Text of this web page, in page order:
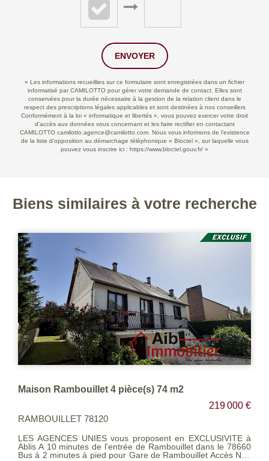
ENVOYER
« Les informations recueillies sur ce formulaire sont enregistrées dans un fichier
informatisé par CAMILOTTO pour gérer votre demande de contact. Elles sont
conservées pour la durée nécessaire à la gestion de la relation client dans le
respect des prescriptions légales applicables et sont destinées à nos conseillers
Conformément à la loi « informatique et libertés », vous pouvez exercer votre droit
d'accès aux données vous concernant et les faire rectifier en contactant
CAMILOTTO camilotto.agence@camilotto.com. Nous vous informons de l'existence
de la liste d'opposition au démarchage téléphonique « Bloctel », sur laquelle vous
pouvez vous inscrire ici : https://www.bloctel.gouv.fr/ »
Biens similaires à votre recherche
Maison Ablis 6 pièce() proche centre
299 500 €
ABLIS 78660
LES AGENCES UNIES vous proposent en exclusivité Nous
vous invitons à visiter cette maison traditionnelle située à
moins de 5 minutes du centre-ville d'Ablis avec ses